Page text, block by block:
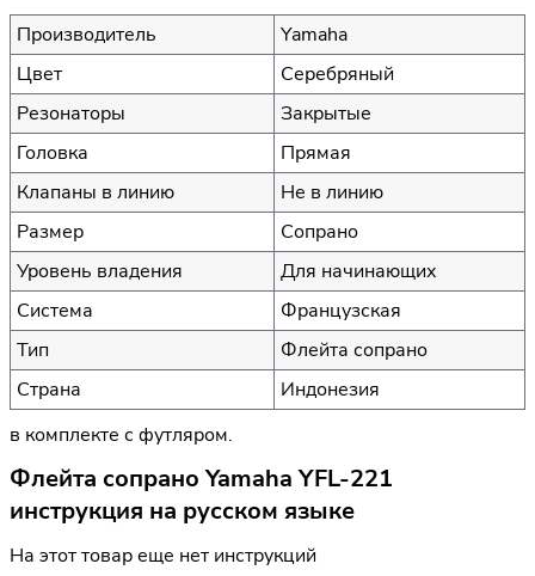
Производитель
Yamaha
Цвет
Серебряный
Резонаторы
Закрытые
Головка
Прямая
Клапаны в линию
Не в линию
Размер
Сопрано
Уровень владения
Для начинающих
Система
Французская
Тип
Флейта сопрано
Страна
Индонезия
в комплекте с футляром.
Флейта сопрано Yamaha YFL-221
инструкция на русском языке
На этот товар еще нет инструкций